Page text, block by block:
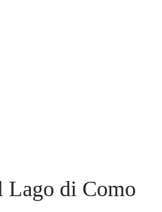
Lago di Como